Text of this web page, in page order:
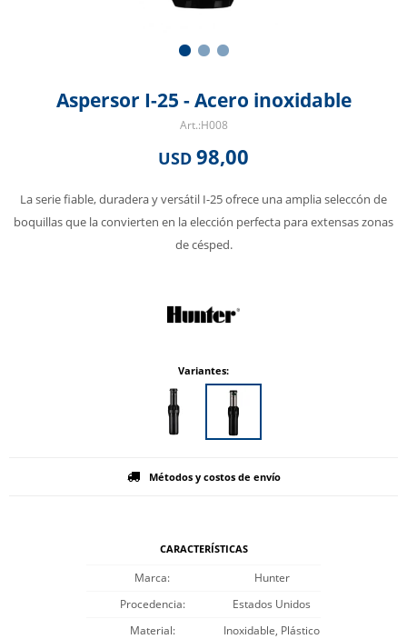
Aspersor I-25 - Acero inoxidable
H008
USD 98,00
La serie fiable, duradera y versátil I-25 ofrece una amplia seleccón de
boquillas que la convierten en la elección perfecta para extensas zonas
de césped.
Variantes:
Métodos y costos de envío
CARACTERÍSTICAS
Marca
Hunter
Procedencia
Estados Unidos
Material
Inoxidable, Plástico